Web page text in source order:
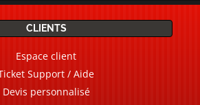
CLIENTS
Espace client
Support / Aide
Devis personnalisé